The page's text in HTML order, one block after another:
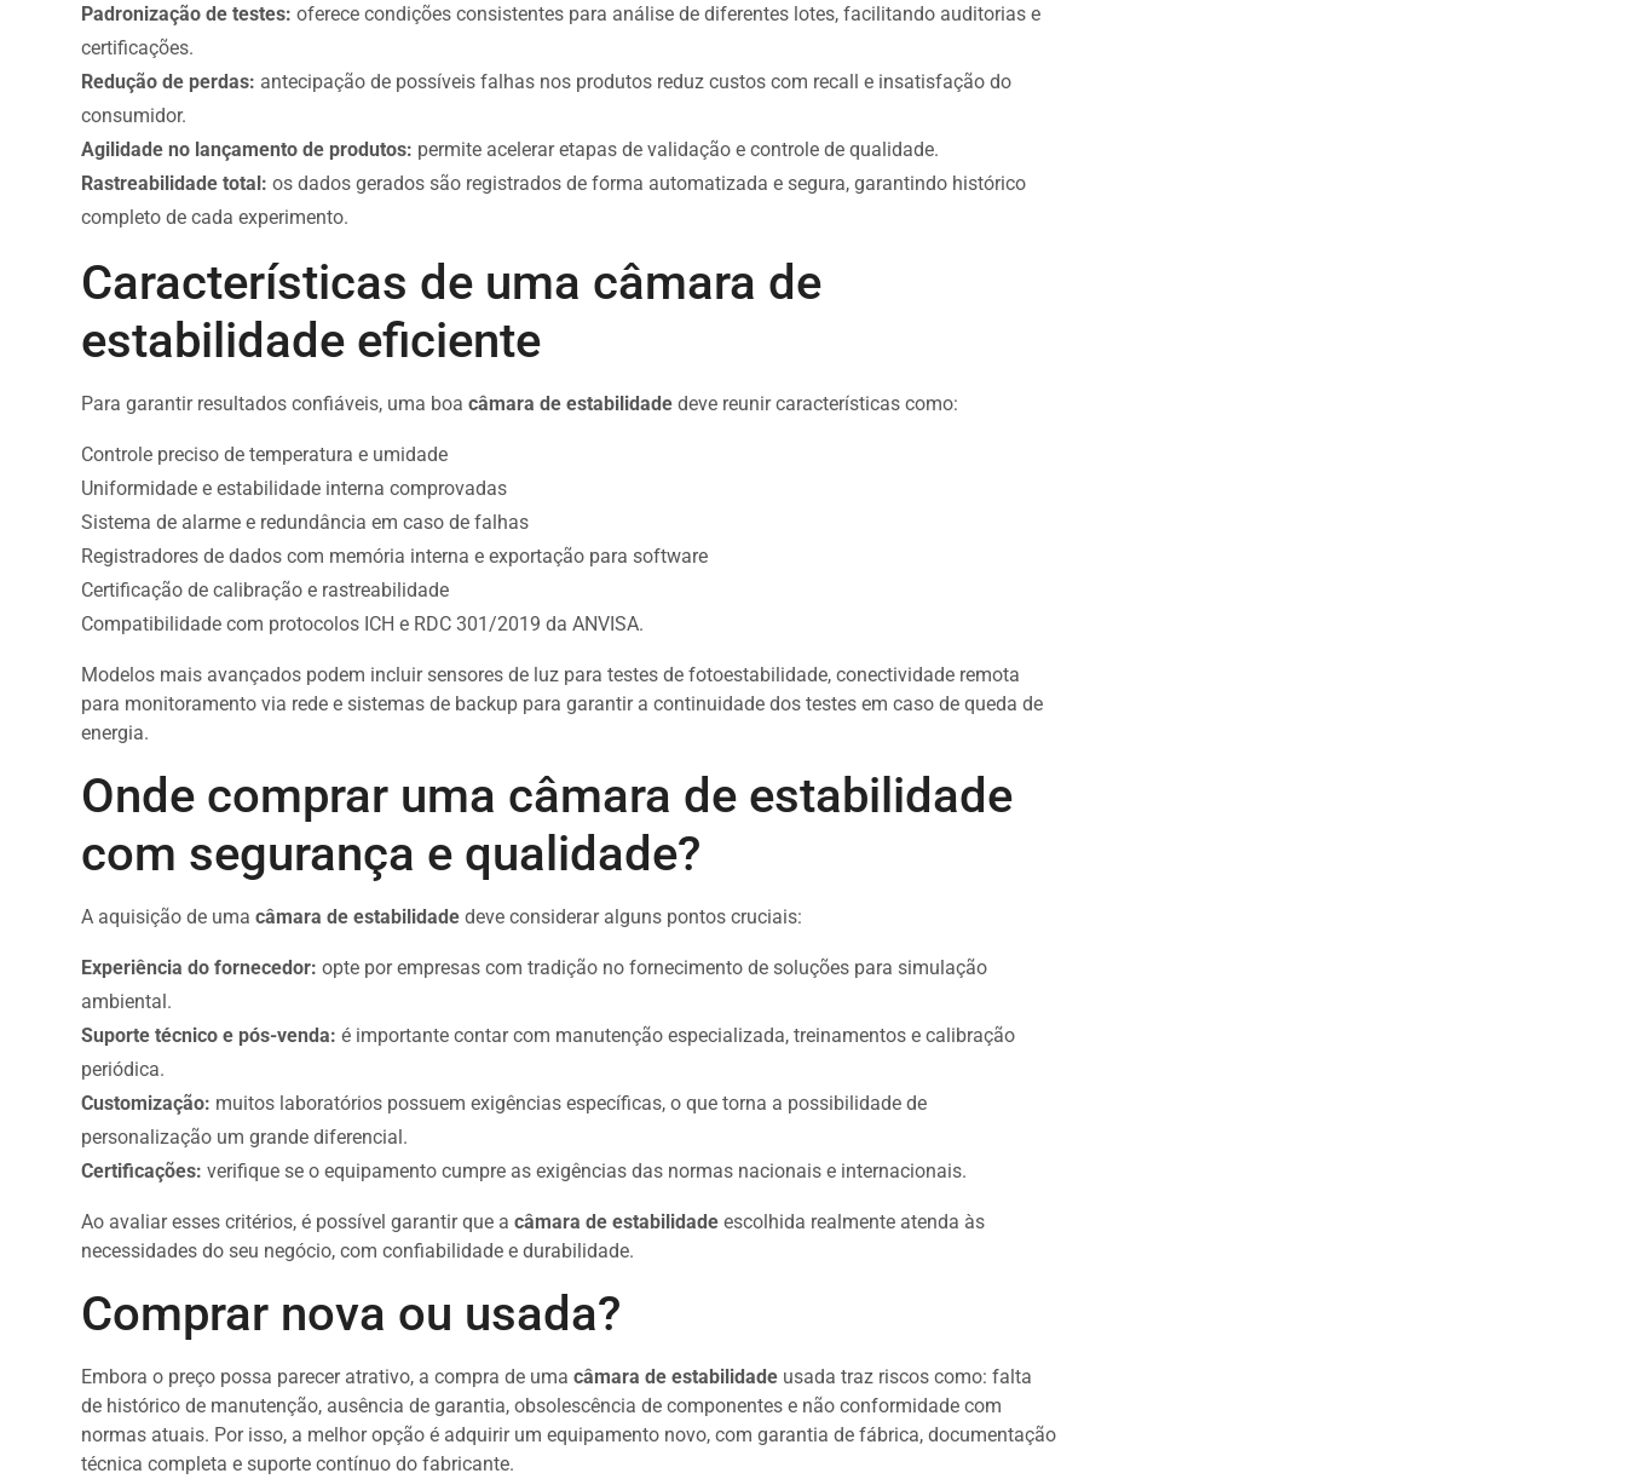
Padronização de testes: oferece condições consistentes para análise de diferentes lotes, facilitando auditorias e
certificações.
Redução de perdas: antecipação de possíveis falhas nos produtos reduz custos com recall e insatisfação do
consumidor.
Agilidade no lançamento de produtos: permite acelerar etapas de validação e controle de qualidade.
Rastreabilidade total: os dados gerados são registrados de forma automatizada e segura, garantindo histórico
completo de cada experimento.
Características de uma câmara de
estabilidade eficiente
Para garantir resultados confiáveis, uma boacâmara de estabilidade deve reunir características como:
Controle preciso de temperatura e umidade
Uniformidade e estabilidade interna comprovadas
Sistema de alarme e redundância em caso de falhas
Registradores de dados com memória interna e exportação para software
Certificação de calibração e rastreabilidade
Compatibilidade com protocolos ICH e RDC 301/2019 da ANVISA.
Modelos mais avançados podem incluir sensores de luz para testes de fotoestabilidade, conectividade remota
para monitoramento via rede e sistemas de backup para garantir a continuidade dos testes em caso de queda de
energia.
Onde comprar uma câmara de estabilidade
com segurança e qualidade?
A aquisição de umacâmara de estabilidade deve considerar alguns pontos cruciais:
Experiência do fornecedor: opte por empresas com tradição no fornecimento de soluções para simulação
ambiental.
Suporte técnico e pós-venda: é importante contar com manutenção especializada, treinamentos e calibração
periódica.
Customização: muitos laboratórios possuem exigências específicas, o que torna a possibilidade de
personalização um grande diferencial.
Certificações: verifique se o equipamento cumpre as exigências das normas nacionais e internacionais.
Ao avaliar esses critérios, é possível garantir que a câmara de estabilidade escolhida realmente atenda às
necessidades do seu negócio, com confiabilidade e durabilidade.
Comprar nova ou usada?
Embora o preço possa parecer atrativo, a compra de umacâmara de estabilidade usada traz riscos como: falta
de histórico de manutenção, ausência de garantia, obsolescência de componentes e não conformidade com
normas atuais. Por isso, a melhor opção é adquirir um equipamento novo, com garantia de fábrica, documentação
técnica completa e suporte contínuo do fabricante.